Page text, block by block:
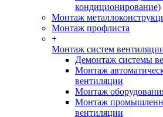
кондиционирование)
Монтаж
Монтаж профлиста
+
Монтаж систем
Демонтаж системы
Монтаж
вентиляции
Монтаж
Монтаж
вентиляции